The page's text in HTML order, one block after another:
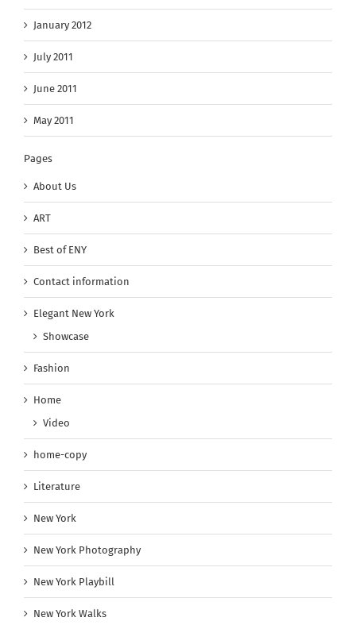
January 2012
July 2011
June 2011
May 2011
Pages
About Us
ART
Best of ENY
Contact information
Elegant New York
Showcase
Fashion
Home
Video
home-copy
Literature
New York
New York Photography
New York Playbill
New York Walks